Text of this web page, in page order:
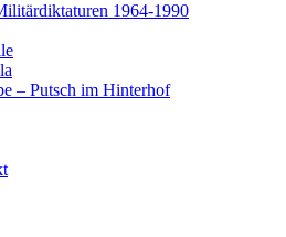
1964-1990
– Putsch im Hinterhof